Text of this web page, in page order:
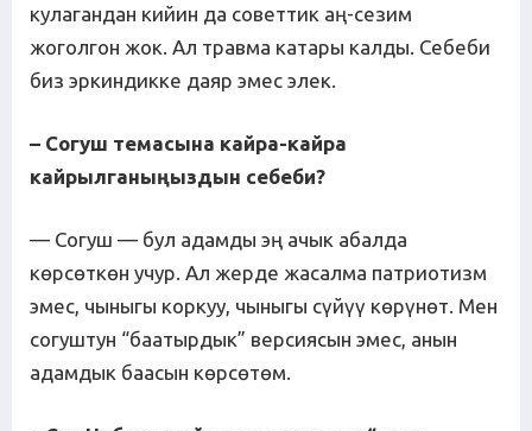
кулагандан кийин да советтик аң-сезим
жоголгон жок. Ал травма катары калды. Себеби
биз эркиндикке даяр эмес элек.
– Согуш темасына кайра-кайра
кайрылганыңыздын себеби?
— Согуш — бул адамды эң ачык абалда
көрсөткөн учур. Ал жерде жасалма патриотизм
эмес, чыныгы коркуу, чыныгы сүйүү көрүнөт. Мен
согуштун “баатырдык” версиясын эмес, анын
адамдык баасын көрсөтөм.